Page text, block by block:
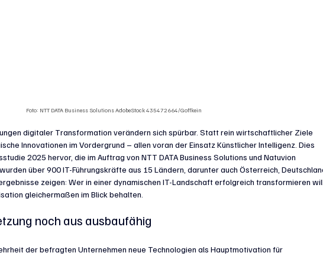
Foto: NTT DATA Business Solutions AdobeStock 435472664/Goffkein
digitaler Transformation verändern sich spürbar. Statt rein wirtschaftlicher Ziele
Innovationen im Vordergrund – allen voran der Einsatz Künstlicher Intelligenz. Dies
2025 hervor, die im Auftrag von NTT DATA Business Solutions und Natuvion
über 900 IT-Führungskräfte aus 15 Ländern, darunter auch Österreich,
zeigen: Wer in einer dynamischen IT-Landschaft erfolgreich transformieren
gleichermaßen im Blick behalten.
noch aus ausbaufähig
der befragten Unternehmen neue Technologien als Hauptmotivation für